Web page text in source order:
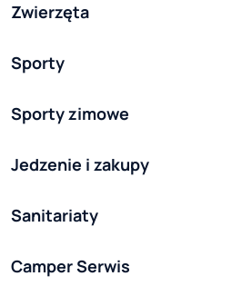
Zwierzęta
Sporty
Sporty zimowe
Jedzenie i zakupy
Sanitariaty
Camper Serwis